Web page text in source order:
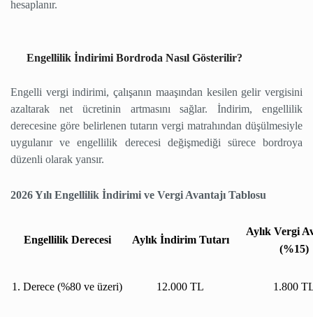
hesaplanır.
Engellilik İndirimi Bordroda Nasıl Gösterilir?
Engelli vergi indirimi, çalışanın maaşından kesilen gelir vergisini
azaltarak net ücretinin artmasını sağlar. İndirim, engellilik
derecesine göre belirlenen tutarın vergi matrahından düşülmesiyle
uygulanır ve engellilik derecesi değişmediği sürece bordroya
düzenli olarak yansır.
2026 Yılı Engellilik İndirimi ve Vergi Avantajı Tablosu
Engellilik Derecesi Aylık İndirim Tutarı
Aylık Vergi
(%15)
1. Derece (%80 ve üzeri) 12.000 TL 1.800